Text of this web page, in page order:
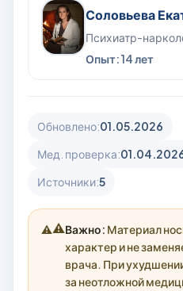
Соловьева
Психиатр-
Опыт: 14 лет
Обновлено:01.05.2026
Мед. проверка:
Источники:5
⚠️Важно: Материал
характер и не
врача. При
за неотложной